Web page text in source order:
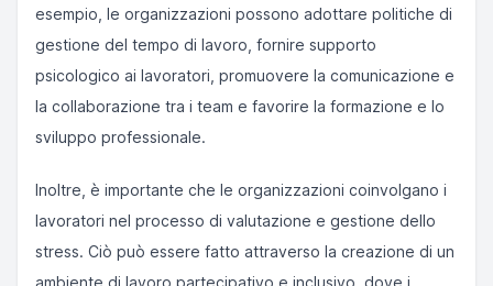
esempio, le organizzazioni possono adottare politiche di
gestione del tempo di lavoro, fornire supporto
psicologico ai lavoratori, promuovere la comunicazione e
la collaborazione tra i team e favorire la formazione e lo
sviluppo professionale.
Inoltre, è importante che le organizzazioni coinvolgano i
lavoratori nel processo di valutazione e gestione dello
stress. Ciò può essere fatto attraverso la creazione di un
ambiente di lavoro partecipativo e inclusivo, dove i